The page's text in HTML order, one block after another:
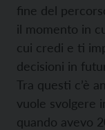
fine del
il momento in
cui credi e ti
decisioni in
Tra questi c’è
vuole svolgere
quando avevo